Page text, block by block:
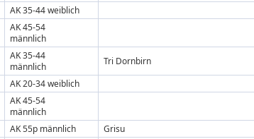
AK 35-44 weiblich
AK 45-54
männlich
AK 35-44
männlich
Tri Dornbirn
AK 20-34 weiblich
AK 45-54
männlich
AK 55p männlich Grisu